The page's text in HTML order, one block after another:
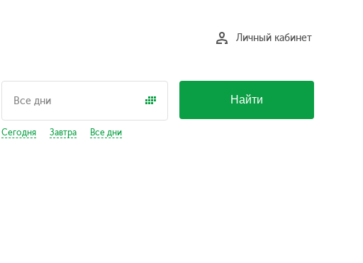
Личный кабинет
Сегодня Завтра Все дни
Найти